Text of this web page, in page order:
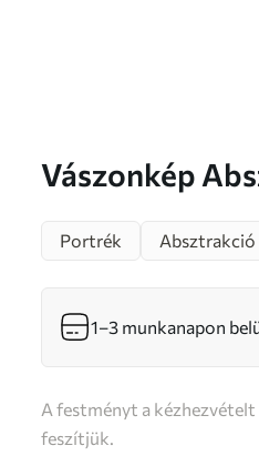
Portrék Absztrakció
1–3 munkanapon
A festményt a
feszítjük.